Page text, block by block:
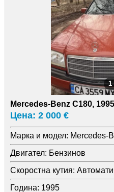
1
Mercedes-Benz C180,
Цена: 2 000 €
Марка и модел: Mercedes-
Двигател: Бензинов
Скоростна кутия:
Година: 1995